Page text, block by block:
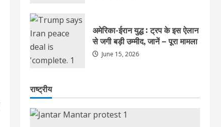
अमेरिका-ईरान युद्ध : ट्रप के इस ऐलान
से जगी बड़ी उम्मीद, जानें – पूरा मामला
June 15, 2026
राष्ट्रीय